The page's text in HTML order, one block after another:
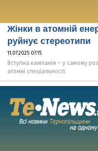
Жінки в атомній
руйнує стереотипи
11.07.2025 07:15
Вступна кампанія – у самому
атомні спеціальності.